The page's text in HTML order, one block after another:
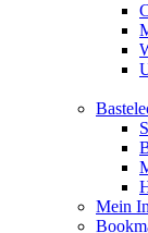
Mein